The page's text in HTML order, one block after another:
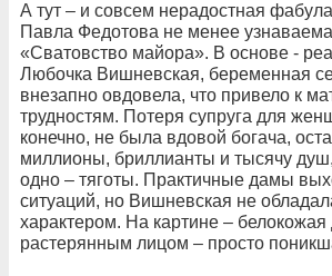
А тут – и совсем нерадостная
Павла Федотова не менее
«Сватовство майора». В основе -
Любочка Вишневская, беременная
внезапно овдовела, что привело к
трудностям. Потеря супруга для
конечно, не была вдовой богача,
миллионы, бриллианты и тысячу
одно – тяготы. Практичные дамы
ситуаций, но Вишневская не
характером. На картине –
растерянным лицом – просто